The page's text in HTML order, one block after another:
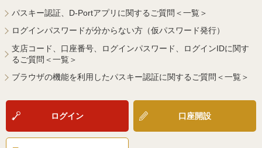
パスキー認証、D-Portアプリに関するご質問＜一覧＞
ログインパスワードが分からない方（仮パスワード発行）
支店コード、口座番号、ログインパスワード、ログインIDに関す
るご質問＜一覧＞
ブラウザの機能を利用したパスキー認証に関するご質問＜一覧＞
ログイン 口座開設